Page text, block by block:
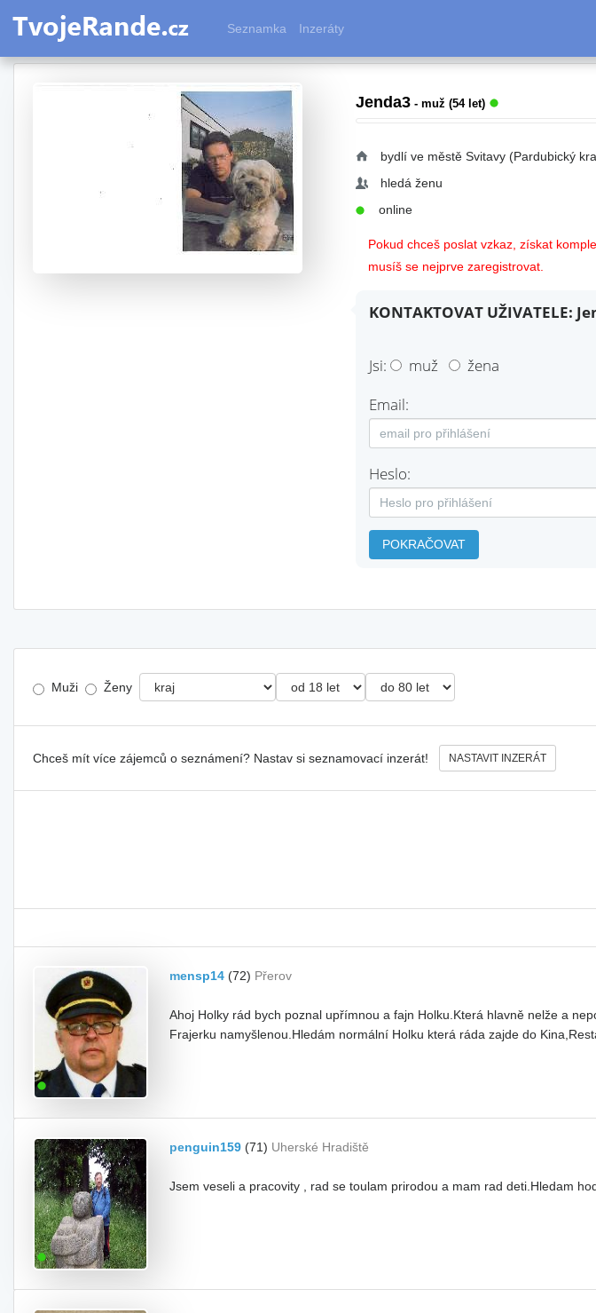
Seznamka Inzeráty
Jenda3 - muž (54 let)
bydlí ve městě Svitavy (Pardubický
hledá ženu
online
Pokud chceš poslat vzkaz, získat
musíš se nejprve zaregistrovat.
KONTAKTOVAT UŽIVATELE:
Jsi: muž
žena
Email:
Heslo:
POKRAČOVAT
Muži Ženy
Chceš mít více zájemců o seznámení? Nastav si seznamovací inzerát! NASTAVIT INZERÁT
mensp14 (72) Přerov
Ahoj Holky rád bych poznal upřímnou a fajn Holku.Která hlavně nelže a
Frajerku namyšlenou.Hledám normální Holku která ráda zajde do
penguin159 (71) Uherské Hradiště
Jsem veseli a pracovity , rad se toulam prirodou a mam rad deti.Hledam